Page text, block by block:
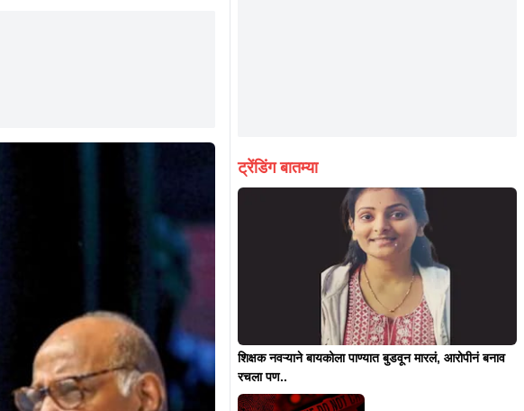
ट्रेंडिंग बातम्या
शिक्षक नवऱ्याने बायकोला पाण्यात बुडवून मारलं, आरोपीनं बनाव
रचला पण..